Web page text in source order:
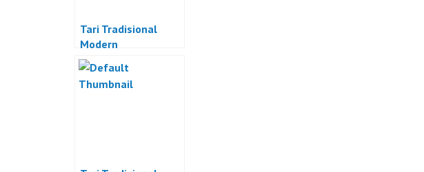
Tari Tradisional
Modern